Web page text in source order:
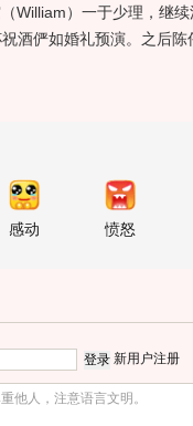
（William）一于少理，继
酒俨如婚礼预演。之后
感动 愤怒
新用户注册